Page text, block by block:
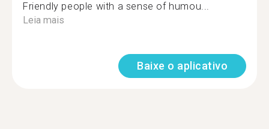
Friendly people with a sense of humou...
Leia mais
Baixe o aplicativo